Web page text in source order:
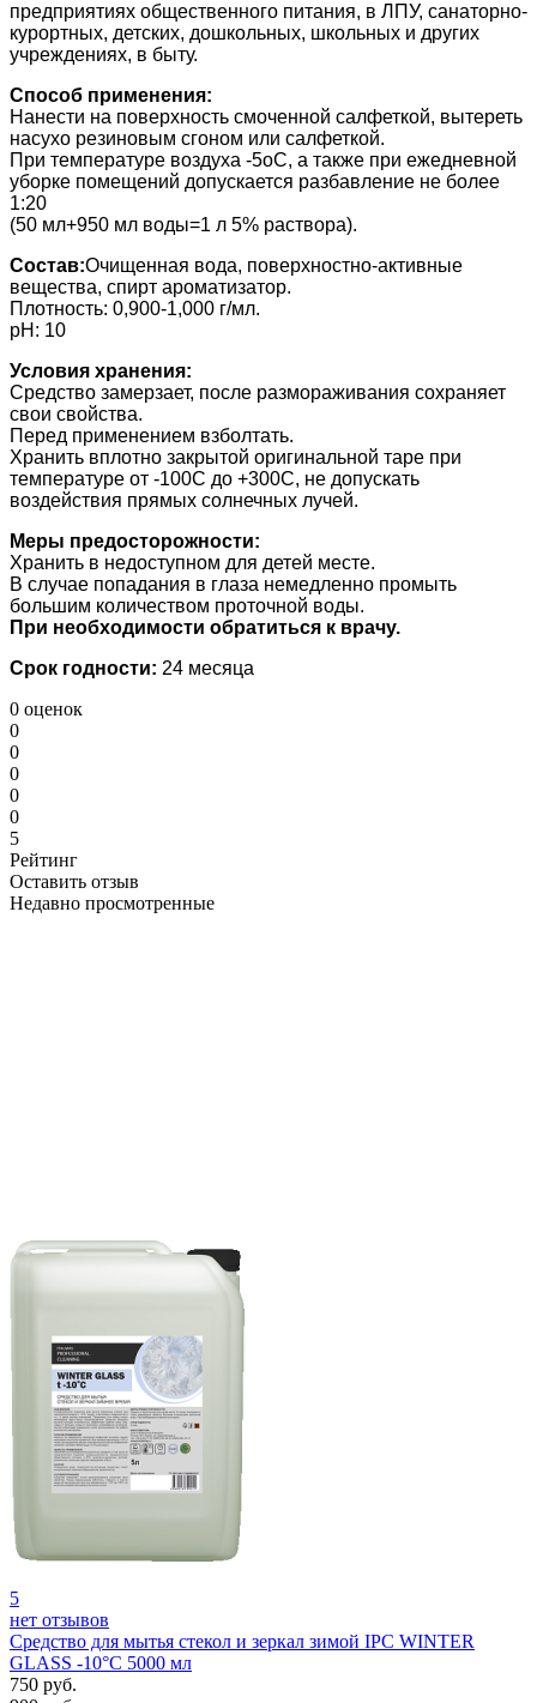
предприятиях общественного питания, в ЛПУ, санаторно-
курортных, детских, дошкольных, школьных и других
учреждениях, в быту.
Способ применения:
Нанести на поверхность смоченной салфеткой, вытереть
насухо резиновым сгоном или салфеткой.
При температуре воздуха -5оС, а также при ежедневной
уборке помещений допускается разбавление не более
1:20
(50 мл+950 мл воды=1 л 5% раствора).
Состав:Очищенная вода, поверхностно-активные
вещества, спирт ароматизатор.
Плотность: 0,900-1,000 г/мл.
pH: 10
Условия хранения:
Средство замерзает, после размораживания сохраняет
свои свойства.
Перед применением взболтать.
Хранить вплотно закрытой оригинальной таре при
температуре от -100С до +300С, не допускать
воздействия прямых солнечных лучей.
Меры предосторожности:
Хранить в недоступном для детей месте.
В случае попадания в глаза немедленно промыть
большим количеством проточной воды.
При необходимости обратиться к врачу.
Срок годности: 24 месяца
0 оценок
0
0
0
0
0
5
Рейтинг
Оставить отзыв
Недавно просмотренные
5
нет отзывов
Cредство для мытья стекол и зеркал зимой IPC WINTER
GLASS -10°С 5000 мл
750 руб.